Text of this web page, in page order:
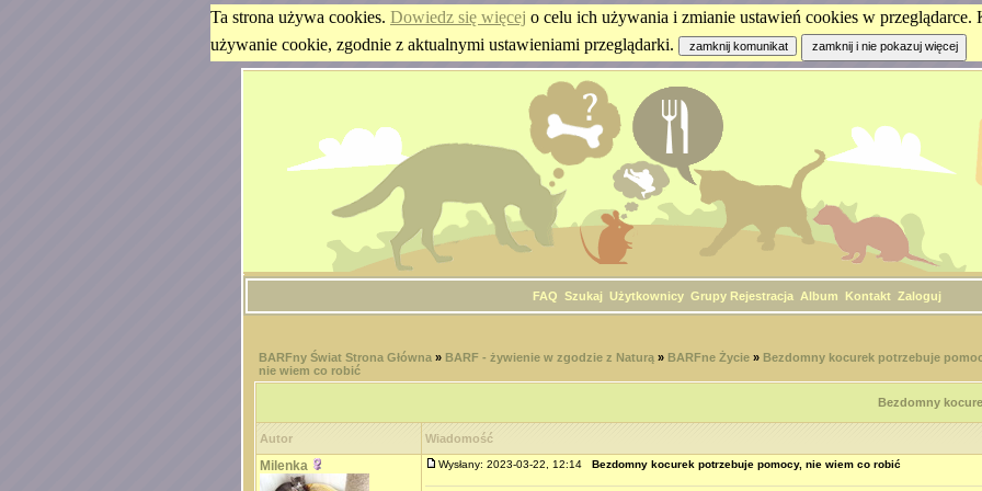
Ta strona używa cookies. Dowiedz się więcej o celu ich używania i zmianie ustawień cookies w przeglądarce.
używanie cookie, zgodnie z aktualnymi ustawieniami przeglądarki.
FAQ Szukaj Użytkownicy Grupy Rejestracja Album Kontakt Zaloguj
BARFny Świat Strona Główna » BARF - żywienie w zgodzie z Naturą » BARFne Życie » Bezdomny kocurek potrzebuje
nie wiem co robić
Bezdomny
Autor Wiadomość
Milenka Wysłany: 2023-03-22, 12:14 Bezdomny kocurek potrzebuje pomocy, nie wiem co robić